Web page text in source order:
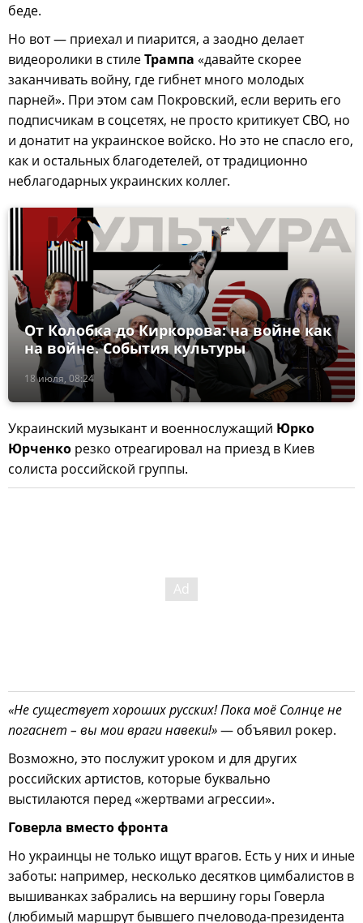
беде.
Но вот — приехал и пиарится, а заодно делает
видеоролики в стилеТрампа «давайте скорее
заканчивать войну, где гибнет много молодых
парней». При этом сам Покровский, если верить его
подписчикам в соцсетях, не просто критикует СВО, но
и донатит на украинское войско. Но это не спасло его,
как и остальных благодетелей, от традиционно
неблагодарных украинских коллег.
18 июля, 08:24
От Колобка до Киркорова: на войне как
на войне. События культуры
Украинский музыкант и военнослужащий Юрко
Юрченко резко отреагировал на приезд в Киев
солиста российской группы.
«Не существует хороших русских! Пока моё Солнце не
погаснет – вы мои враги навеки!»— объявил рокер.
Возможно, это послужит уроком и для других
российских артистов, которые буквально
выстилаются перед «жертвами агрессии».
Говерла вместо фронта
Но украинцы не только ищут врагов. Есть у них и иные
заботы: например, несколько десятков цимбалистов в
вышиванках забрались на вершину горы Говерла
(любимый маршрут бывшего пчеловода-президента